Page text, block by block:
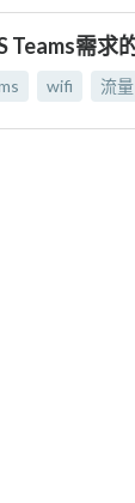
Teams需求
wifi 流量